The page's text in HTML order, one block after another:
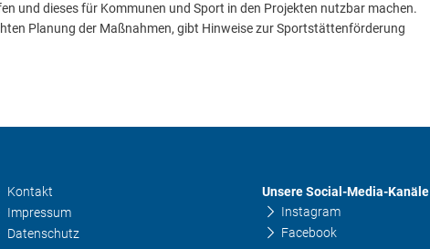
und dieses für Kommunen und Sport in den Projekten nutzbar machen.
Planung der Maßnahmen, gibt Hinweise zur Sportstättenförderung
Kontakt
Impressum
Datenschutz
Unsere Social-Media-Kanäle
Instagram
Facebook